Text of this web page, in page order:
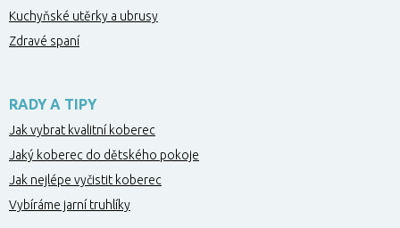
Kuchyňské utěrky a ubrusy
Zdravé spaní
RADY A TIPY
Jak vybrat kvalitní koberec
Jaký koberec do dětského pokoje
Jak nejlépe vyčistit koberec
Vybíráme jarní truhlíky